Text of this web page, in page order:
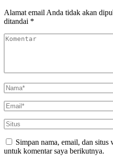
Alamat email Anda tidak akan
ditandai *
Simpan nama, email, dan situs
untuk komentar saya berikutnya.